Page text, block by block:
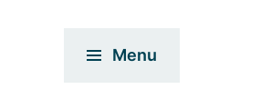
Menu